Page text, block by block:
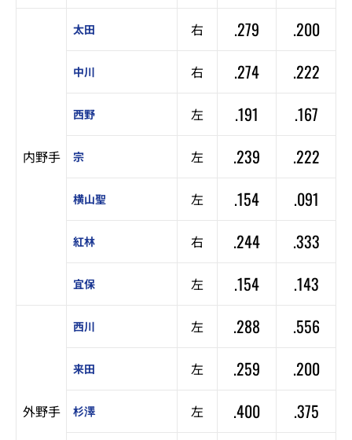
内野手
太田 右 .279 .200
中川 右 .274 .222
西野 左 .191 .167
宗 左 .239 .222
横山聖 左 .154 .091
紅林 右 .244 .333
宜保 左 .154 .143
外野手
西川 左 .288 .556
来田 左 .259 .200
杉澤 左 .400 .375